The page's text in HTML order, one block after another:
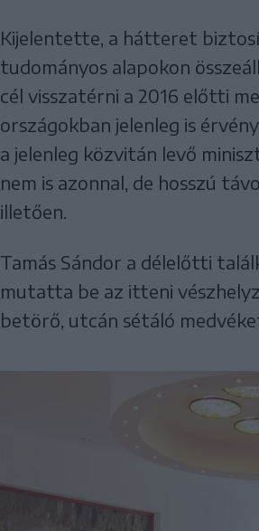
Kijelentette, a hátteret
tudományos alapokon
cél visszatérni a 2016 előtti
országokban jelenleg is
a jelenleg közvitán levő
nem is azonnal, de hosszú
illetően.
Tamás Sándor a délelőtti
mutatta be az itteni
betörő, utcán sétáló